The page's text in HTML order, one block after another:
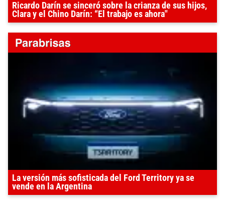
Ricardo Darín se sinceró sobre la crianza de sus hijos,
Clara y el Chino Darín: “El trabajo es ahora"
La versión más sofisticada del Ford Territory ya se
vende en la Argentina